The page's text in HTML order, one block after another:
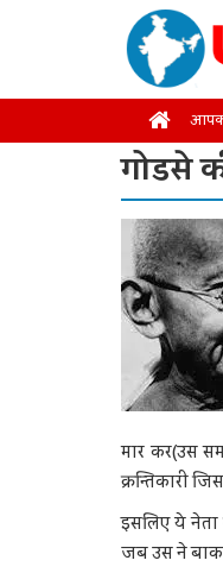
गोडसे
मार कर(उस
क्रन्तिकारी
इसलिए ये
जब उस ने